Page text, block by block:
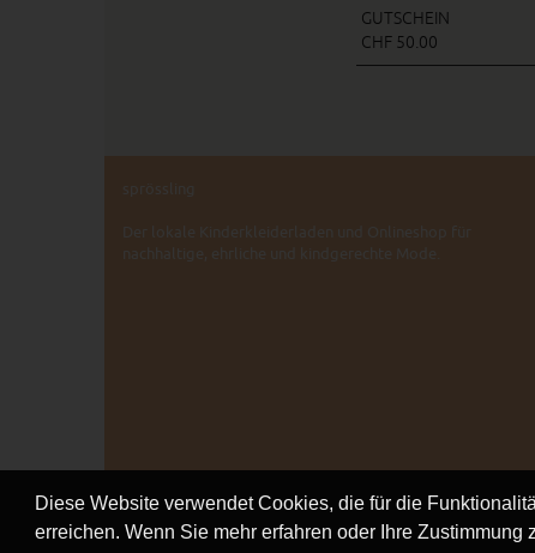
Diese Website verwendet Cookies, die für die
erreichen. Wenn Sie mehr erfahren oder Ihre
GUTSCHEIN
CHF 50.00